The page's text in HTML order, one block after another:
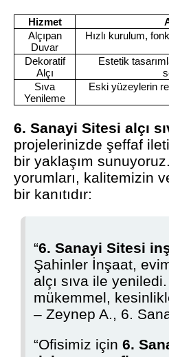
Hizmet
Alçıpan
Duvar
Hızlı kurulum,
Dekoratif
Alçı
Estetik
Sıva
Yenileme
Eski yüzeylerin
6. Sanayi Sitesi alçı
projelerinizde şeffaf
bir yaklaşım
yorumları, kalitemizin
bir kanıtıdır:
“6. Sanayi Sitesi
Şahinler İnşaat,
alçı sıva ile
mükemmel,
– Zeynep A., 6.
“Ofisimiz için6.